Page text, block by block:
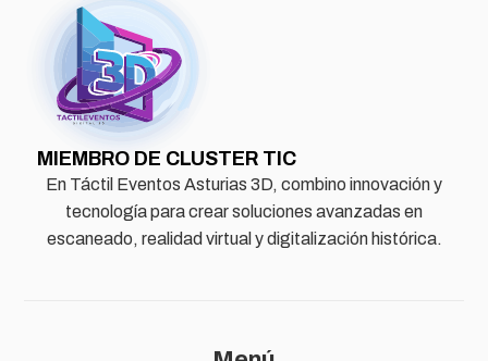
MIEMBRO DE CLUSTER TIC
En Táctil Eventos Asturias 3D, combino innovación y
tecnología para crear soluciones avanzadas en
escaneado, realidad virtual y digitalización histórica.